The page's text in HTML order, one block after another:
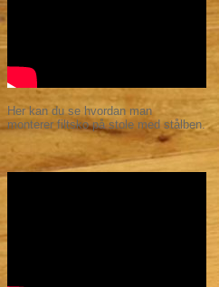
Her kan du se hvordan man
monterer filtsko på stole med stålben.